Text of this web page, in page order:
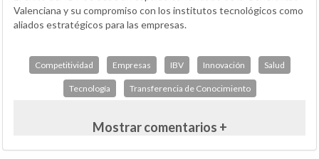
Valenciana y su compromiso con los institutos tecnológicos como
aliados estratégicos para las empresas.
Competitividad Empresas IBV Innovación Salud
Tecnología Transferencia de Conocimiento
Mostrar comentarios +